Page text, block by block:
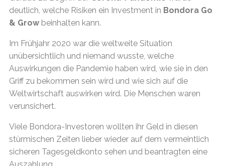
deutlich, welche Risiken ein Investment in Bondora Go
& Growbeinhalten kann.
Im Frühjahr 2020 war die weltweite Situation
unübersichtlich und niemand wusste, welche
Auswirkungen die Pandemie haben wird, wie sie in den
Griff zu bekommen sein wird und wie sich auf die
Weltwirtschaft auswirken wird. Die Menschen waren
verunsichert.
Viele Bondora-Investoren wollten ihr Geld in diesen
stürmischen Zeiten lieber wieder auf dem vermeintlich
sicheren Tagesgeldkonto sehen und beantragten eine